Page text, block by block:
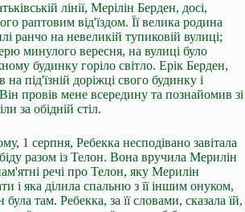
лінії, Мерілін Берден, досі,
раптовим від'їздом. Її велика родина
ранчо на невеликій тупиковій вулиці;
минулого вересня, на вулиці було
будинку горіло світло. Ерік Берден,
на під'їзній доріжці свого будинку і
провів мене всередину та познайомив зі
за обідній стіл.
1 серпня, Ребекка несподівано завітала
разом із Телон. Вона вручила Мерилін
речі про Телон, яку Мерилін
і яка ділила спальню з її іншим онуком,
там. Ребекка, за її словами, сказала їй,